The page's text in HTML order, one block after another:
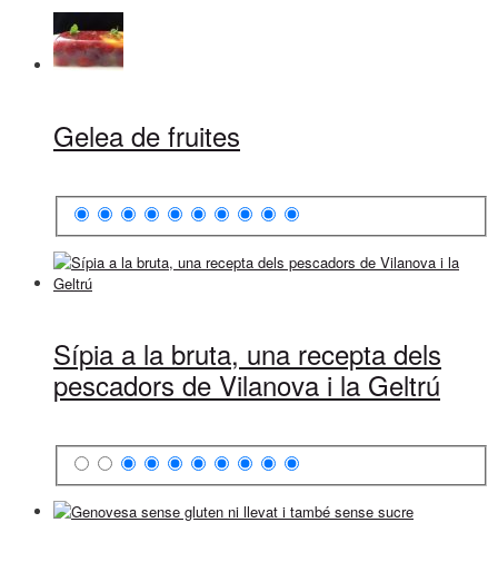
Gelea de fruites
Sípia a la bruta, una recepta dels
pescadors de Vilanova i la Geltrú